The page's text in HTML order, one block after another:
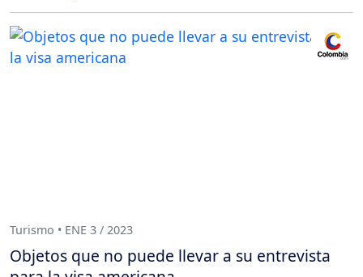
Turismo • ENE 3 / 2023
Objetos que no puede llevar a su entrevista